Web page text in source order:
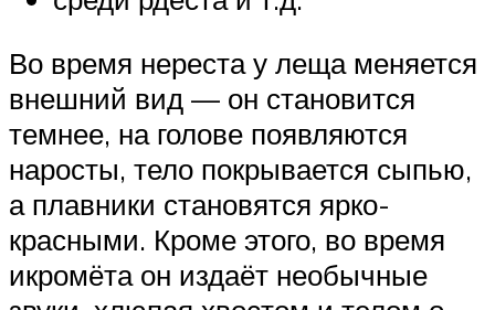
Во время нереста у леща меняется
внешний вид — он становится
темнее, на голове появляются
наросты, тело покрывается сыпью,
а плавники становятся ярко-
красными. Кроме этого, во время
икромёта он издаёт необычные